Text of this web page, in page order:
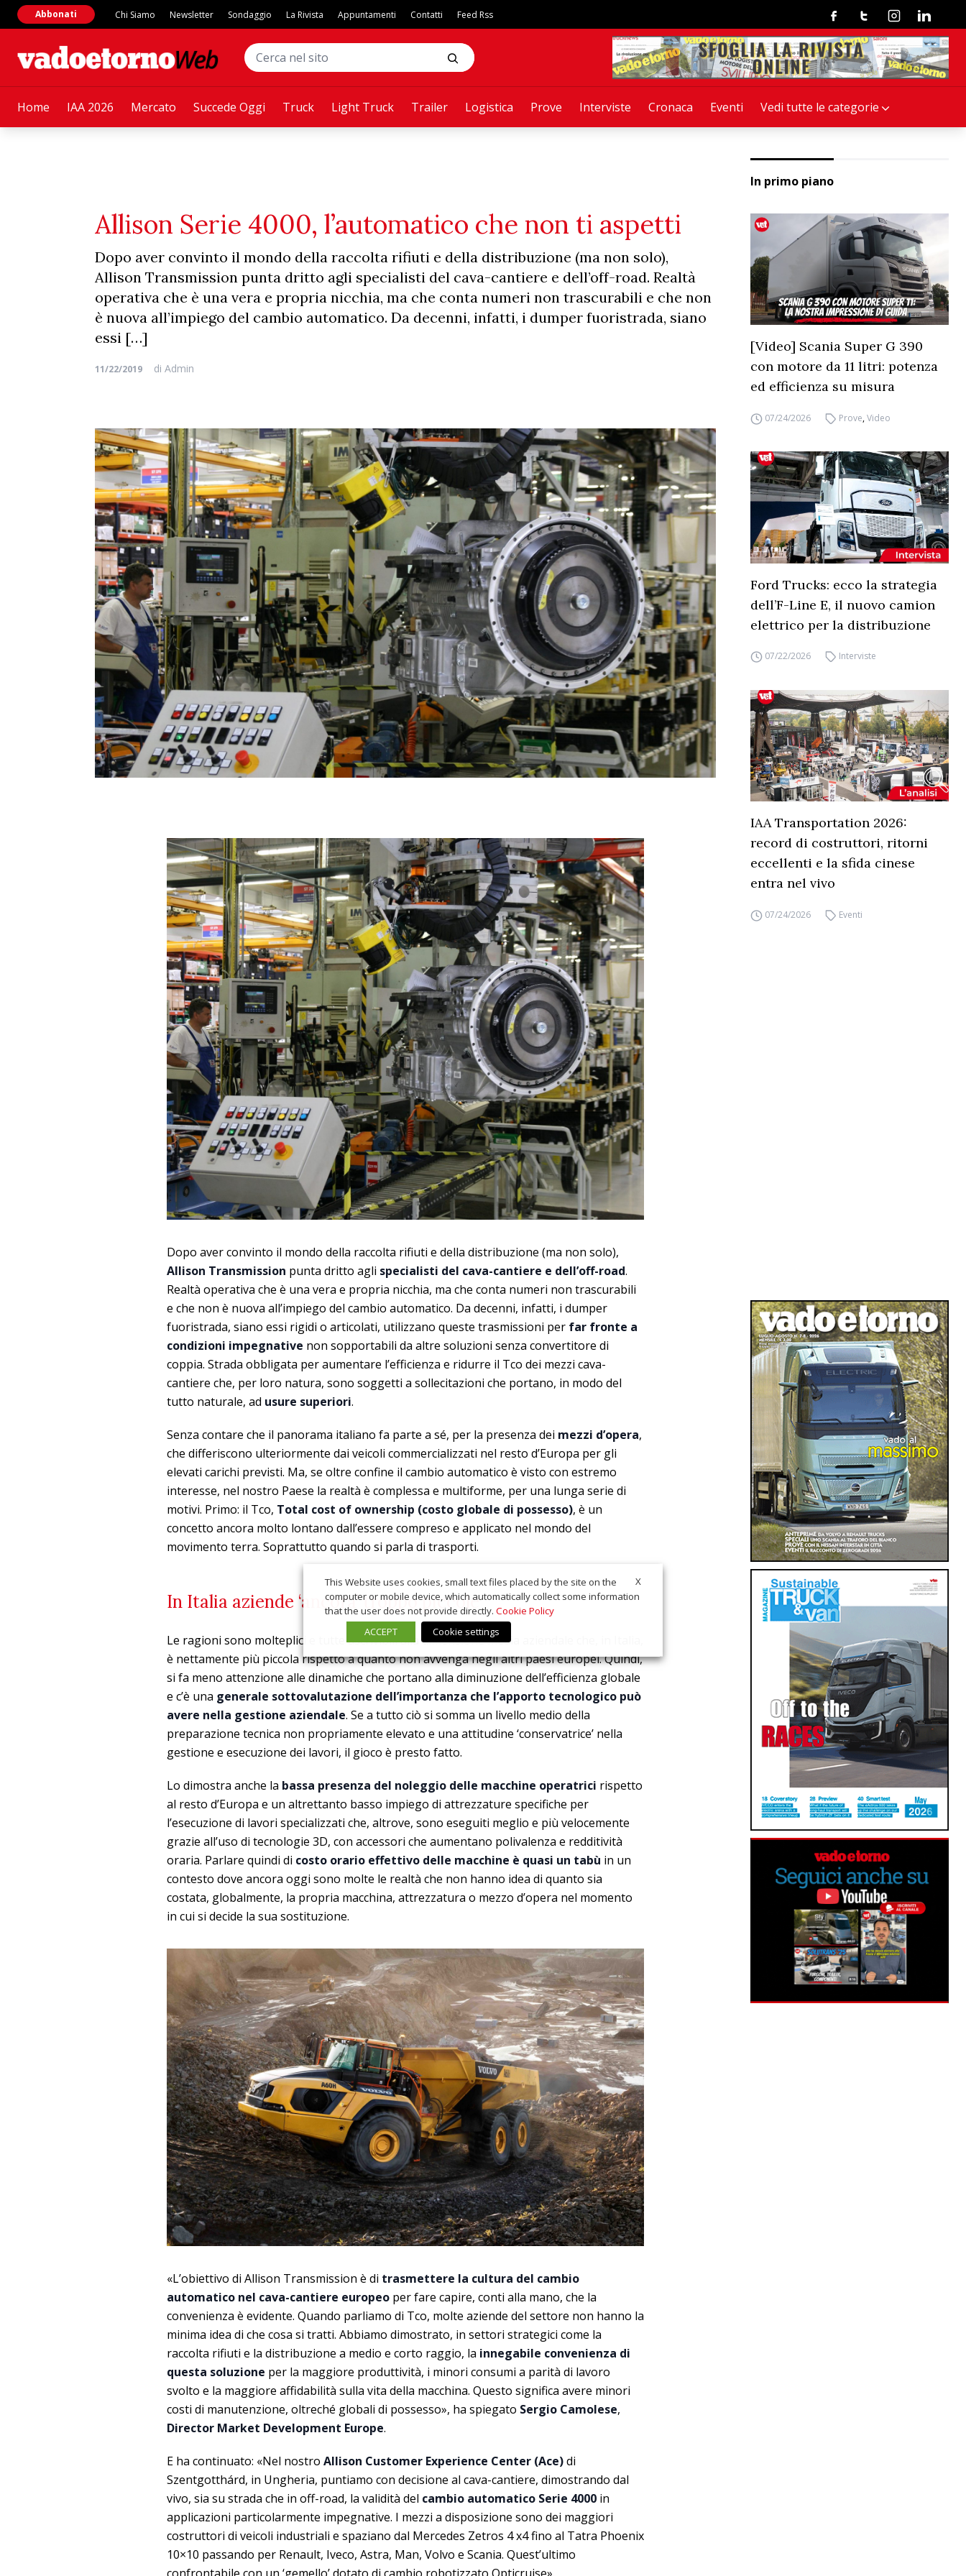
Home IAA 2026 Mercato Succede Oggi Truck Light Truck Trailer Logistica Prove Interviste Cronaca Eventi Vedi tutte le categorie
Abbonati Chi Siamo Newsletter Sondaggio La Rivista Appuntamenti Contatti Feed Rss FacebookTwitterInstagramLinkedin
Allison Serie 4000, l’automatico che non ti aspetti
Dopo aver convinto il mondo della raccolta rifiuti e della distribuzione (ma non solo),
Allison Transmission punta dritto agli specialisti del cava-cantiere e dell’off-road. Realtà
operativa che è una vera e propria nicchia, ma che conta numeri non trascurabili e che non
è nuova all’impiego del cambio automatico. Da decenni, infatti, i dumper fuoristrada, siano
essi […]
11/22/2019 di Admin
Dopo aver convinto il mondo della raccolta rifiuti e della distribuzione (ma non solo),
Allison Transmission punta dritto agli specialisti del cava-cantiere e dell’off-road.
Realtà operativa che è una vera e propria nicchia, ma che conta numeri non trascurabili
e che non è nuova all’impiego del cambio automatico. Da decenni, infatti, i dumper
fuoristrada, siano essi rigidi o articolati, utilizzano queste trasmissioni per far fronte a
condizioni impegnative non sopportabili da altre soluzioni senza convertitore di
coppia. Strada obbligata per aumentare l’efficienza e ridurre il Tco dei mezzi cava-
cantiere che, per loro natura, sono soggetti a sollecitazioni che portano, in modo del
tutto naturale, ad usure superiori.
Senza contare che il panorama italiano fa parte a sé, per la presenza dei mezzi d’opera,
che differiscono ulteriormente dai veicoli commercializzati nel resto d’Europa per gli
elevati carichi previsti. Ma, se oltre confine il cambio automatico è visto con estremo
interesse, nel nostro Paese la realtà è complessa e multiforme, per una lunga serie di
motivi. Primo: il Tco, Total cost of ownership (costo globale di possesso), è un
concetto ancora molto lontano dall’essere compreso e applicato nel mondo del
movimento terra. Soprattutto quando si parla di trasporti.
In Italia aziende ‘ancora’ troppo piccole
Le ragioni sono molteplici e tutte ascrivibili alla dimensione media aziendale che, in Italia,
è nettamente più piccola rispetto a quanto non avvenga negli altri paesi europei. Quindi,
si fa meno attenzione alle dinamiche che portano alla diminuzione dell’efficienza globale
e c’è una generale sottovalutazione dell’importanza che l’apporto tecnologico può
avere nella gestione aziendale. Se a tutto ciò si somma un livello medio della
preparazione tecnica non propriamente elevato e una attitudine ‘conservatrice’ nella
gestione e esecuzione dei lavori, il gioco è presto fatto.
Lo dimostra anche la bassa presenza del noleggio delle macchine operatrici rispetto
al resto d’Europa e un altrettanto basso impiego di attrezzature specifiche per
l’esecuzione di lavori specializzati che, altrove, sono eseguiti meglio e più velocemente
grazie all’uso di tecnologie 3D, con accessori che aumentano polivalenza e redditività
oraria. Parlare quindi di costo orario effettivo delle macchine è quasi un tabù in un
contesto dove ancora oggi sono molte le realtà che non hanno idea di quanto sia
costata, globalmente, la propria macchina, attrezzatura o mezzo d’opera nel momento
in cui si decide la sua sostituzione.
«L’obiettivo di Allison Transmission è di trasmettere la cultura del cambio
automatico nel cava-cantiere europeo per fare capire, conti alla mano, che la
convenienza è evidente. Quando parliamo di Tco, molte aziende del settore non hanno la
minima idea di che cosa si tratti. Abbiamo dimostrato, in settori strategici come la
raccolta rifiuti e la distribuzione a medio e corto raggio, la innegabile convenienza di
questa soluzione per la maggiore produttività, i minori consumi a parità di lavoro
svolto e la maggiore affidabilità sulla vita della macchina. Questo significa avere minori
costi di manutenzione, oltreché globali di possesso», ha spiegato Sergio Camolese,
Director Market Development Europe.
E ha continuato: «Nel nostro Allison Customer Experience Center (Ace)di
Szentgotthárd, in Ungheria, puntiamo con decisione al cava-cantiere, dimostrando dal
vivo, sia su strada che in off-road, la validità del cambio automatico Serie 4000 in
applicazioni particolarmente impegnative. I mezzi a disposizione sono dei maggiori
costruttori di veicoli industriali e spaziano dal Mercedes Zetros 4 x4 fino al Tatra Phoenix
10×10 passando per Renault, Iveco, Astra, Man, Volvo e Scania. Quest’ultimo
In primo piano
[Video] Scania Super G 390
con motore da 11 litri: potenza
ed efficienza su misura
07/24/2026 Prove,Video
Ford Trucks: ecco la strategia
dell’F-Line E, il nuovo camion
elettrico per la distribuzione
07/22/2026 Interviste
IAA Transportation 2026:
record di costruttori, ritorni
eccellenti e la sfida cinese
entra nel vivo
07/24/2026 Eventi
X
This Website uses cookies, small text files placed by the site on the
computer or mobile device, which automatically collect some information
that the user does not provide directly. Cookie Policy
ACCEPT
Cookie settings